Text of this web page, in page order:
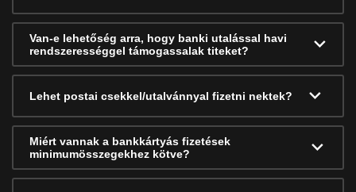
Van-e lehetőség arra, hogy banki utalással havi
rendszerességgel támogassalak titeket?
Lehet postai csekkel/utalvánnyal fizetni nektek?
Miért vannak a bankkártyás fizetések
minimumösszegekhez kötve?